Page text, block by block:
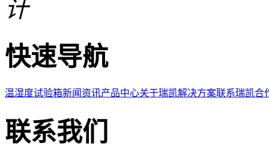
计
快速导航
温湿度试验箱新闻资讯产品中心关于瑞凯解决方案联系瑞凯合
联系我们